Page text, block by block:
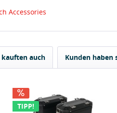
Accessories
kauften auch Kunden haben
TIPP!